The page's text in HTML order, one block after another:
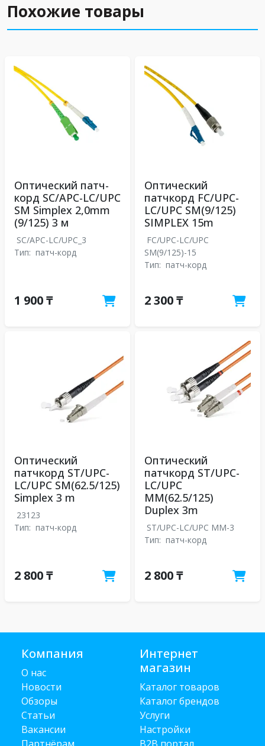
Похожие товары
Оптический патч-
корд SC/APC-LC/UPC
SM Simplex 2,0mm
(9/125) 3 м
SC/APC-LC/UPC_3
Тип: патч-корд
1 900 ₸
Оптический
патчкорд FC/UPC-
LC/UPC SM(9/125)
SIMPLEX 15m
FC/UPC-LC/UPC
SM(9/125)-15
Тип: патч-корд
2 300 ₸
Оптический
патчкорд ST/UPC-
LC/UPC SM(62.5/125)
Simplex 3 m
23123
Тип: патч-корд
2 800 ₸
Оптический
патчкорд ST/UPC-
LC/UPC
MM(62.5/125)
Duplex 3m
ST/UPC-LC/UPC MM-3
Тип: патч-корд
2 800 ₸
Компания
О нас
Новости
Обзоры
Статьи
Вакансии
Интернет
магазин
Каталог товаров
Каталог брендов
Услуги
Настройки